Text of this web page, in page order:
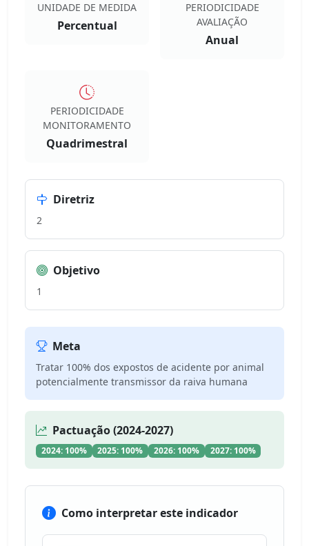
UNIDADE DE MEDIDA
Percentual
PERIODICIDADE
AVALIAÇÃO
Anual
PERIODICIDADE
MONITORAMENTO
Quadrimestral
Diretriz
2
Objetivo
1
Meta
Tratar 100% dos expostos de acidente por animal
potencialmente transmissor da raiva humana
Pactuação (2024-2027)
2024: 100% 2025: 100% 2026: 100% 2027: 100%
Como interpretar este indicador